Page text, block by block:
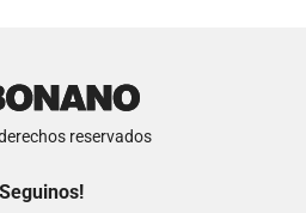
reservados